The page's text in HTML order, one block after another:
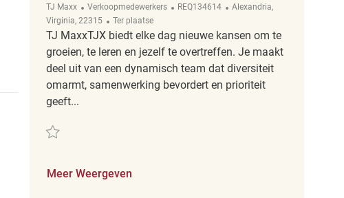
TJ Maxx Categorie
Verkoopmedewerkers ReqId
REQ134614 Plaats
Alexandria,
Virginia, 22315
Afgelegen
Ter plaatse
TJ MaxxTJX biedt elke dag nieuwe kansen om te
groeien, te leren en jezelf te overtreffen. Je maakt
deel uit van een dynamisch team dat diversiteit
omarmt, samenwerking bevordert en prioriteit
geeft...
Redden Retail Merchandising Associate REQ134614
Meer Weergeven